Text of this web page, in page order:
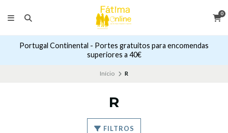
0
Portugal Continental - Portes gratuitos para encomendas
superiores a 40€
Início R
R
FILTROS